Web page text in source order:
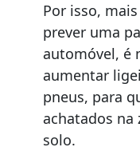
Por isso,
prever uma
automóvel, é
aumentar
pneus, para
achatados na
solo.